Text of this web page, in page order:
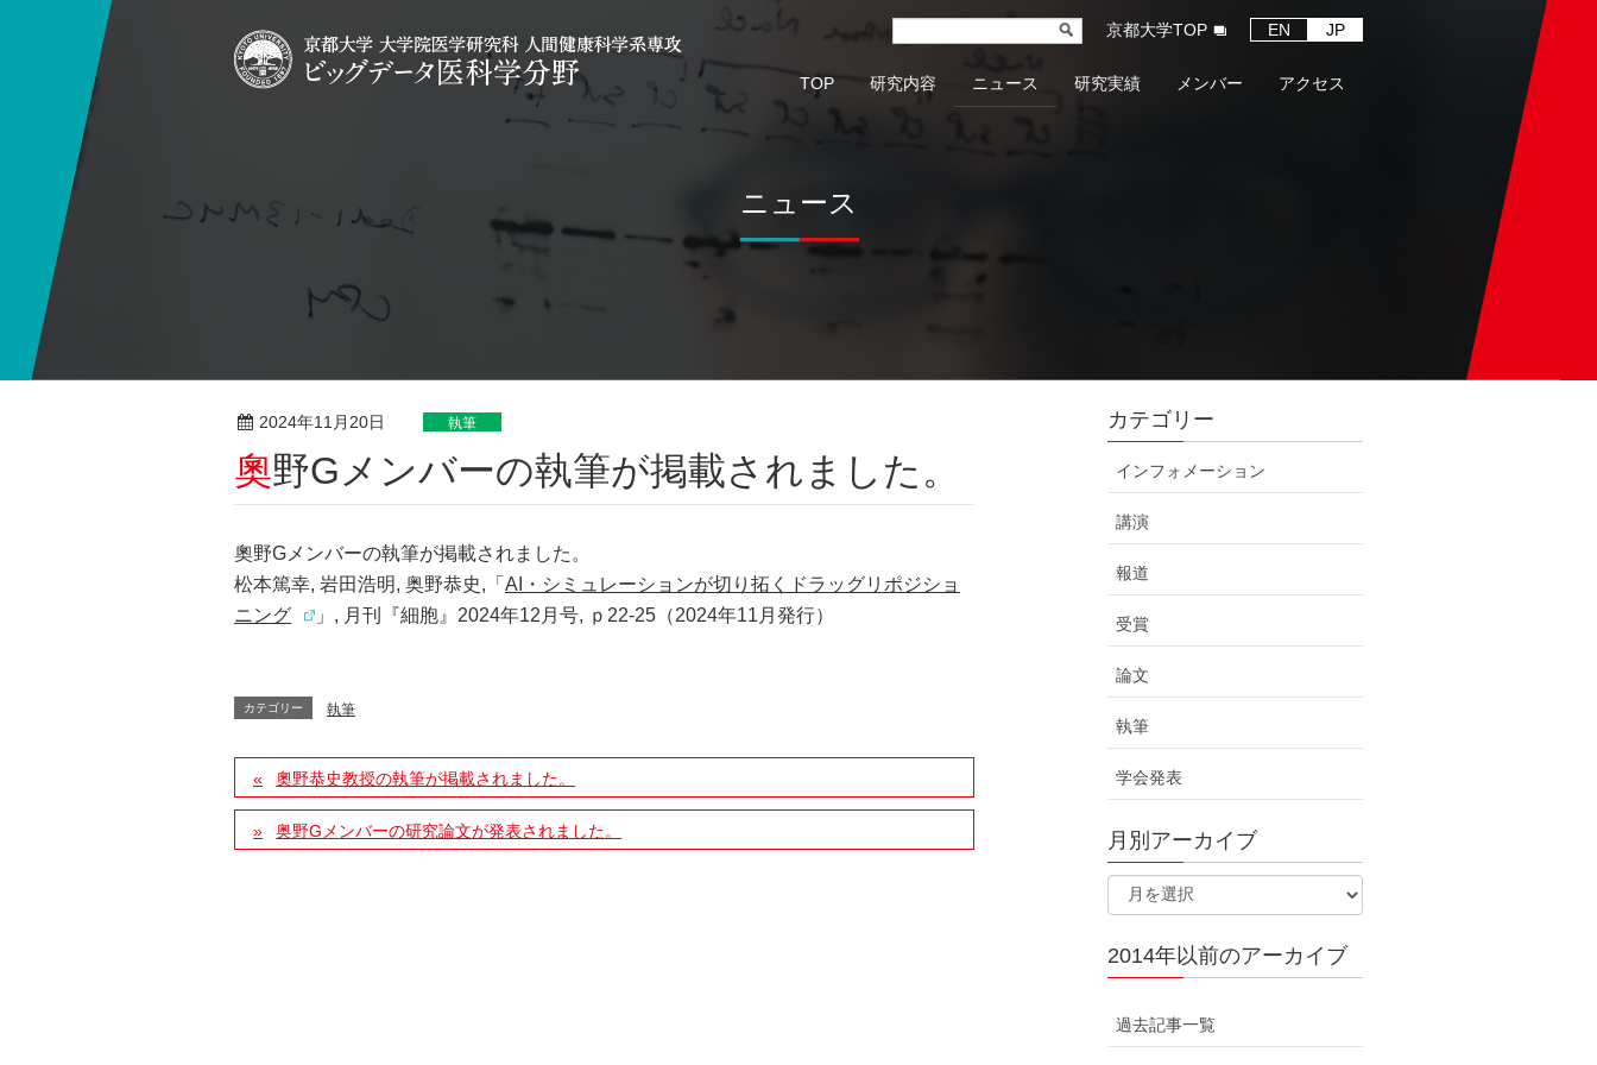
京都大学TOP EN JP
TOP 研究内容 ニュース 研究実績 メンバー アクセス
ニュース
2024年11月20日 執筆
奧野Gメンバーの執筆が掲載されました。
奧野Gメンバーの執筆が掲載されました。
松本篤幸, 岩田浩明, 奥野恭史,「 AI・シミュレーションが切り拓くドラッグリポジショ
ニング
」, 月刊『細胞』2024年12月号, ｐ22-25 （2024年11月発行）
カテゴリー 執筆
奧野恭史教授の執筆が掲載されました。
奥野Gメンバーの研究論文が発表されました。
カテゴリー
インフォメーション
講演
報道
受賞
論文
執筆
学会発表
月別アーカイブ
2014年以前のアーカイブ
過去記事一覧